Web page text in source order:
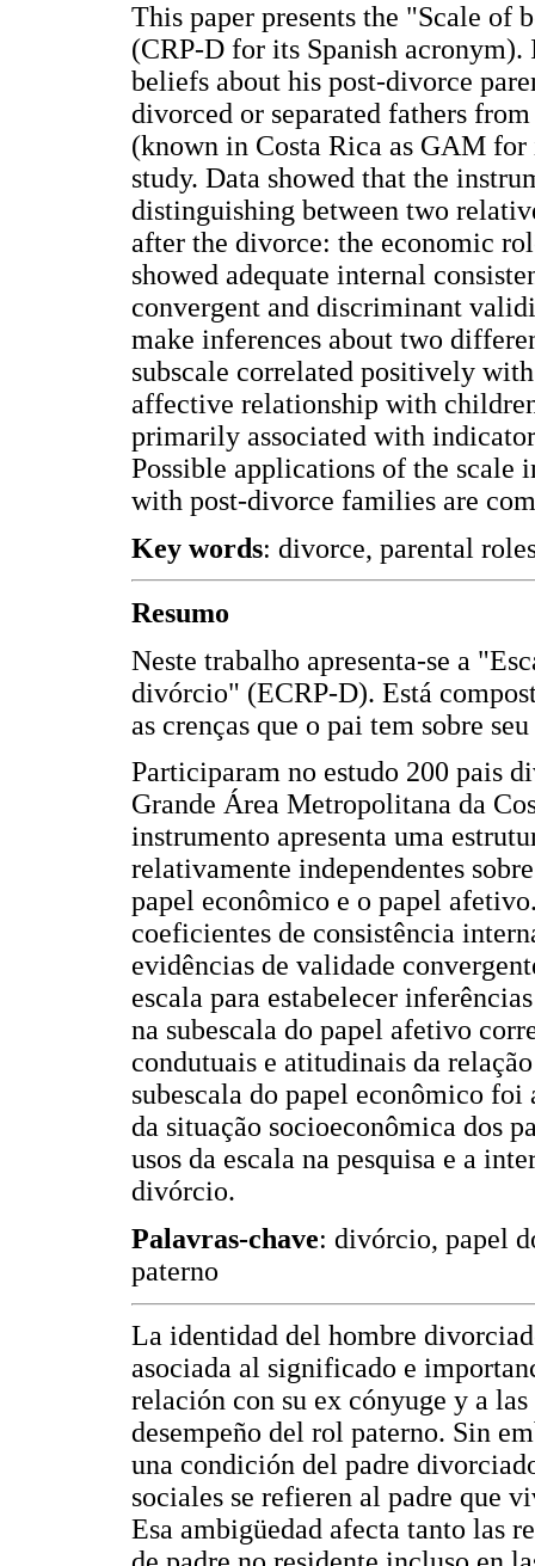
This paper presents the "Scale of
(CRP-D for its Spanish acronym).
beliefs about his post-divorce
divorced or separated fathers
(known in Costa Rica as GAM
study. Data showed that the
distinguishing between two
after the divorce: the economic
showed adequate internal
convergent and discriminant
make inferences about two
subscale correlated positively
affective relationship with
primarily associated with
Possible applications of the scale
with post-divorce families are
Key words: divorce, parental
Resumo
Neste trabalho apresenta-se a
divórcio" (ECRP-D). Está
as crenças que o pai tem sobre
Participaram no estudo 200 pais
Grande Área Metropolitana da
instrumento apresenta uma
relativamente independentes
papel econômico e o papel
coeficientes de consistência
evidências de validade
escala para estabelecer
na subescala do papel afetivo
condutuais e atitudinais da
subescala do papel econômico
da situação socioeconômica dos
usos da escala na pesquisa e a
divórcio.
Palavras-chave: divórcio, papel
paterno
La identidad del hombre
asociada al significado e
relación con su ex cónyuge y a
desempeño del rol paterno. Sin
una condición del padre
sociales se refieren al padre que
Esa ambigüedad afecta tanto las